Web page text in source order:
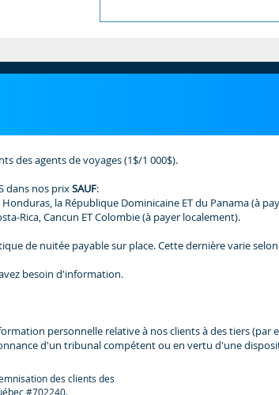
des agents de voyages (1$/1 000$).
dans nos prixSAUF:
la République Dominicaine ET du Panama (à
Rica, Cancun ET Colombie (à payer localement).
de nuitée payable sur place. Cette dernière varie
besoin d'information.
personnelle relative à nos clients à des tiers (par
d'un tribunal compétent ou en vertu d'une
des clients des
#702240.